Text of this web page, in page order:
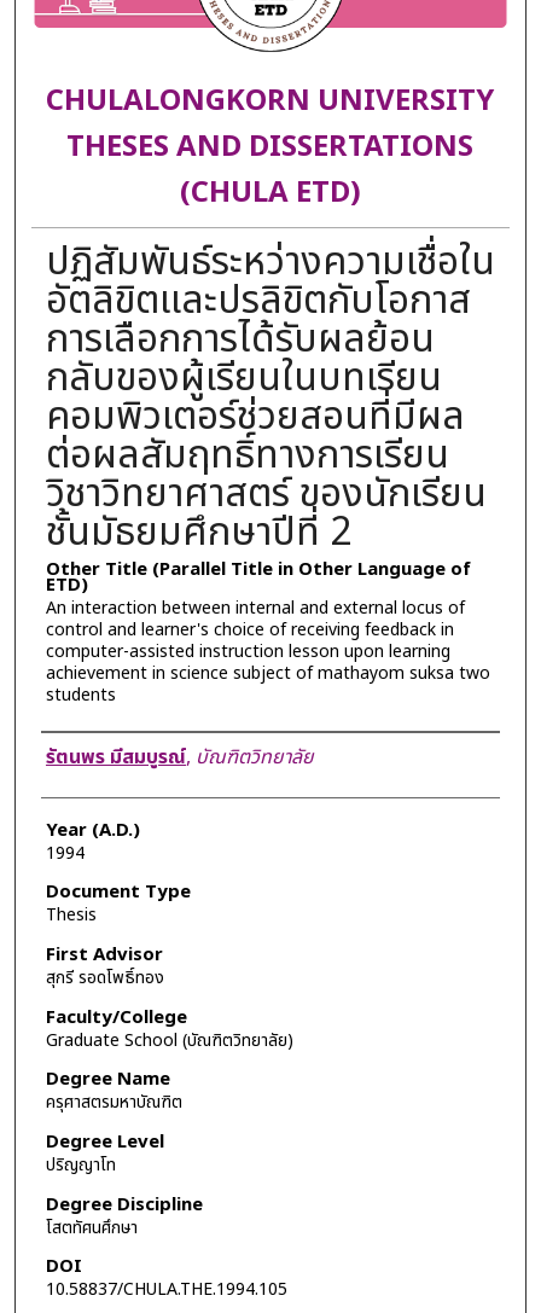
CHULALONGKORN UNIVERSITY
THESES AND DISSERTATIONS
(CHULA ETD)
ปฏิสัมพันธ์ระหว่างความเชื่อใน
อัตลิขิตและปรลิขิตกับโอกาส
การเลือกการได้รับผลย้อน
กลับของผู้เรียนในบทเรียน
คอมพิวเตอร์ช่วยสอนที่มีผล
ต่อผลสัมฤทธิ์ทางการเรียน
วิชาวิทยาศาสตร์ ของนักเรียน
ชั้นมัธยมศึกษาปีที่ 2
Other Title (Parallel Title in Other Language of
ETD)
An interaction between internal and external locus of
control and learner's choice of receiving feedback in
computer-assisted instruction lesson upon learning
achievement in science subject of mathayom suksa two
students
Author
รัตนพร มีสมบูรณ์, บัณฑิตวิทยาลัย
Year (A.D.)
1994
Document Type
Thesis
First Advisor
สุกรี รอดโพธิ์ทอง
Faculty/College
Graduate School (บัณฑิตวิทยาลัย)
Degree Name
ครุศาสตรมหาบัณฑิต
Degree Level
ปริญญาโท
Degree Discipline
โสตทัศนศึกษา
DOI
10.58837/CHULA.THE.1994.105